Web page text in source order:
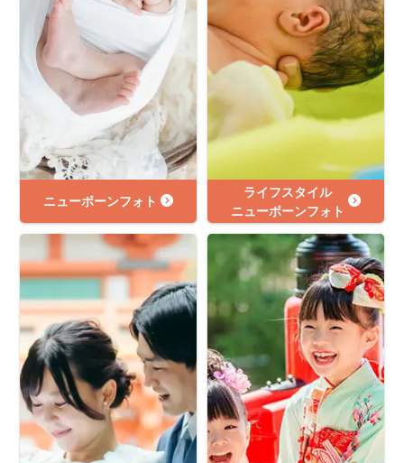
ニューボーンフォト
ライフスタイル
ニューボーンフォト